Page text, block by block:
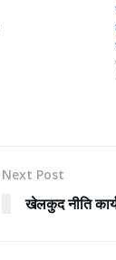
Next Post
खेलकुद नीति